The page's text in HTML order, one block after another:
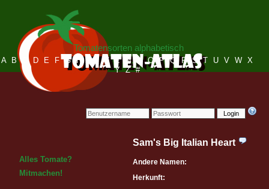
Login
Tomatensorten alphabetisch
A B C D E F G H I J K L M N O P Q R S T U V W X
Y Z #
Alles Tomate?
Mitmachen!
Sam's Big Italian Heart
Andere Namen:
Herkunft: